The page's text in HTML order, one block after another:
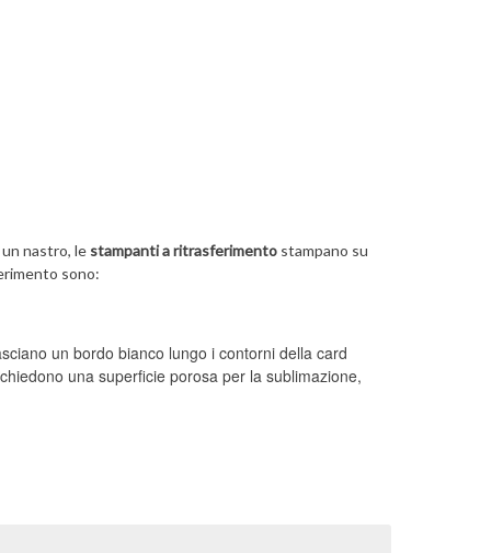
nastro, le stampanti a ritrasferimento stampano su
sono:
un bordo bianco lungo i contorni della card
una superficie porosa per la sublimazione,